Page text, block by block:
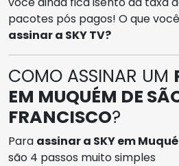
pacotes pós pagos! O que
assinar a SKY TV?
COMO ASSINAR UM
EM MUQUÉM DE
FRANCISCO?
Para assinar a SKY em
são 4 passos muito simples